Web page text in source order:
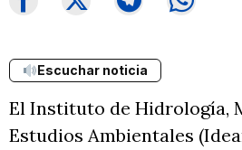
Escuchar noticia
El Instituto de Hidrología,
Estudios Ambientales